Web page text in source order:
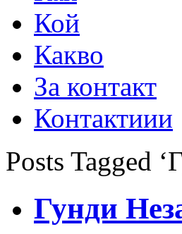
Кой
Какво
За контакт
Контактиии
Posts Tagged
Гунди